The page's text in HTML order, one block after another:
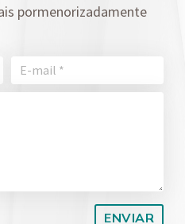
pormenorizadamente